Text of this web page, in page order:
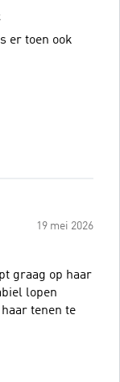
er toen ook
19 mei 2026
graag op haar
lopen
tenen te